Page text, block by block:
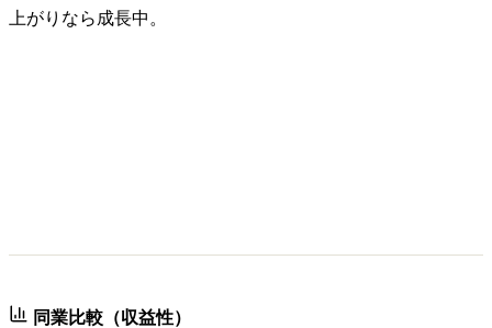
上がりなら成長中。
同業比較（収益性）